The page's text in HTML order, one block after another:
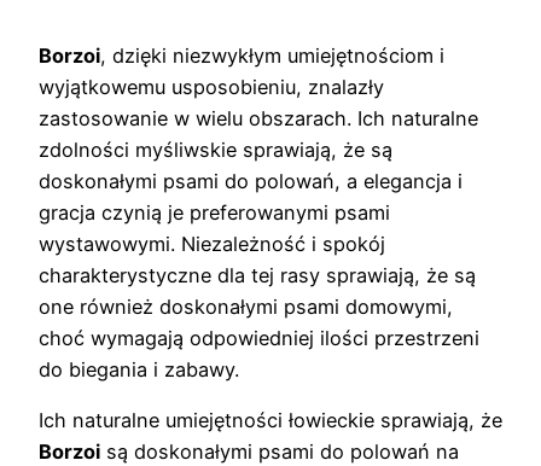
Borzoi, dzięki niezwykłym umiejętnościom i
wyjątkowemu usposobieniu, znalazły
zastosowanie w wielu obszarach. Ich naturalne
zdolności myśliwskie sprawiają, że są
doskonałymi psami do polowań, a elegancja i
gracja czynią je preferowanymi psami
wystawowymi. Niezależność i spokój
charakterystyczne dla tej rasy sprawiają, że są
one również doskonałymi psami domowymi,
choć wymagają odpowiedniej ilości przestrzeni
do biegania i zabawy.
Ich naturalne umiejętności łowieckie sprawiają, że
Borzoi są doskonałymi psami do polowań na